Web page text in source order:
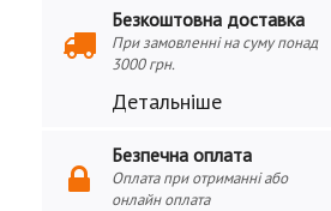
Безкоштовна доставка
При замовленні на суму понад
3000 грн.
Детальніше
Безпечна оплата
Оплата при отриманні або
онлайн оплата